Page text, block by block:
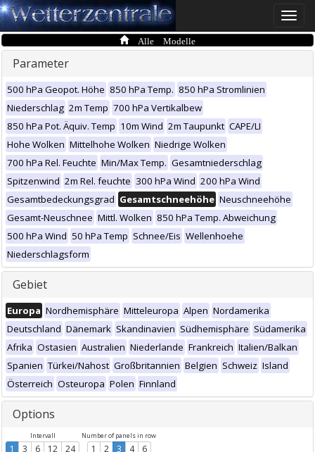
Toggle
Alle Modelle
Parameter
500 hPa Geopot. Höhe 850 hPa Temp. 850 hPa Stromlinien
Niederschlag 2m Temp 700 hPa Vertikalbew
850 hPa Pot. Äquiv. Temp 10m Wind 2m Taupunkt CAPE/LI
Hohe Wolken Mittelhohe Wolken Niedrige Wolken
700 hPa Rel. Feuchte Min/Max Temp. Gesamtniederschlag
Spitzenwind 2m Rel. feuchte 300 hPa Wind 200 hPa Wind
Gesamtbedeckungsgrad Gesamtschneehöhe Neuschneehöhe
Gesamt-Neuschnee Mittl. Wolken 850 hPa Temp. Abweichung
500 hPa Wind 50 hPa Temp Schnee/Eis Wellenhoehe
Niederschlagsform
Gebiet
Europa Nordhemisphäre Mitteleuropa Alpen Nordamerika
Deutschland Dänemark Skandinavien Südhemisphäre Südamerika
Afrika Ostasien Australien Niederlande Frankreich Italien/Balkan
Spanien Türkei/Nahost Großbritannien Belgien Schweiz Island
Österreich Osteuropa Polen Finnland
Options
Intervall
1 3 6 12 24
Number of panels in row
1 2 3 4 6